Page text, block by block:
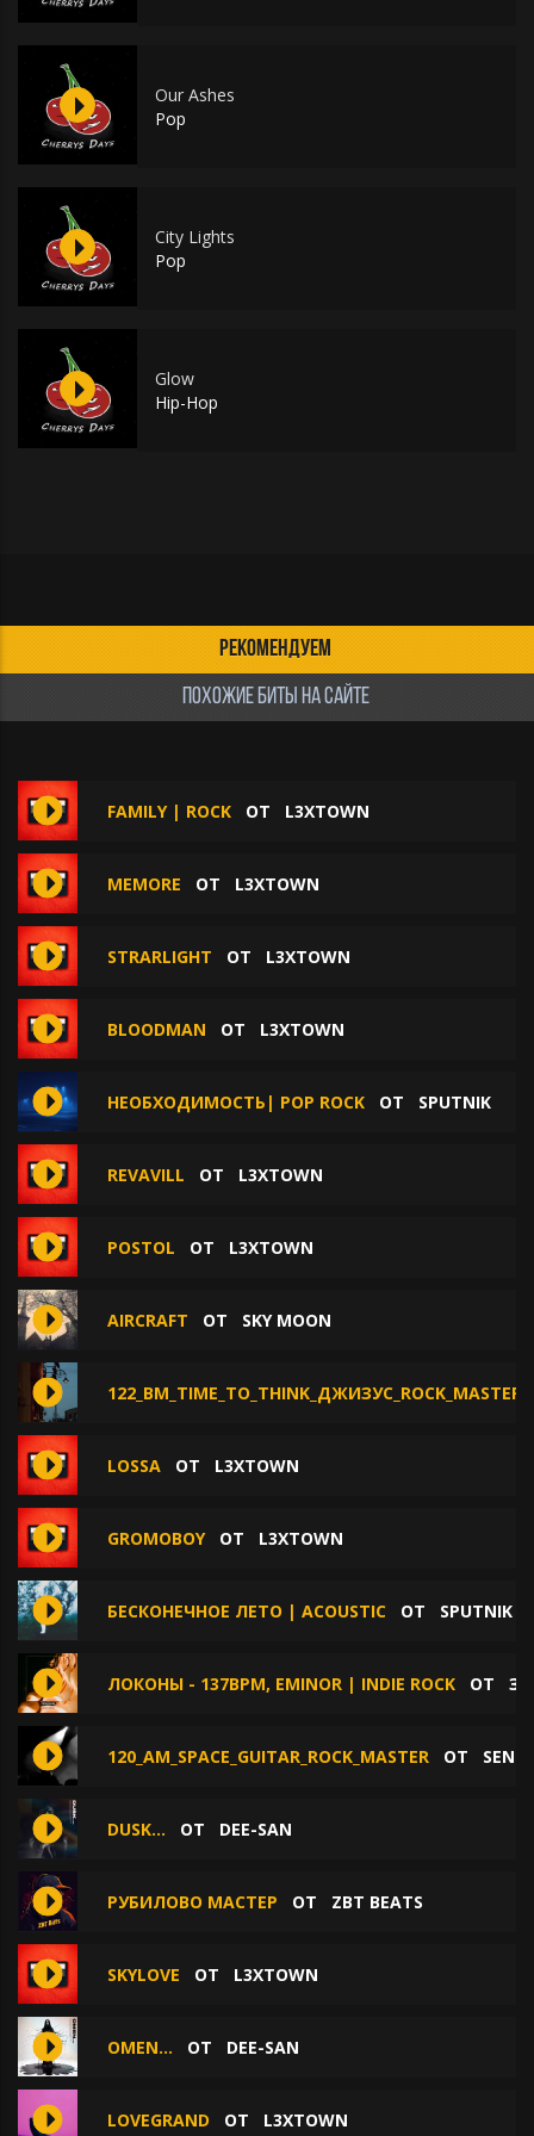
Our Ashes
Pop
City Lights
Pop
Glow
Hip-Hop
РЕКОМЕНДУЕМ
ПОХОЖИЕ БИТЫ НА САЙТЕ
FAMILY | ROCK ОТ L3XTOWN
MEMORE ОТ L3XTOWN
STRARLIGHT ОТ L3XTOWN
BLOODMAN ОТ L3XTOWN
НЕОБХОДИМОСТЬ| POP ROCK ОТ SPUTNIK
REVAVILL ОТ L3XTOWN
POSTOL ОТ L3XTOWN
AIRCRAFT ОТ SKY MOON
122_BM_TIME_TO_THINK_ДЖИЗУС_ROCK_MASTER
LOSSA ОТ L3XTOWN
GROMOBOYОТ L3XTOWN
БЕСКОНЕЧНОЕ ЛЕТО | ACOUSTIC ОТ SPUTNIK
ЛОКОНЫ - 137BPM, EMINOR | INDIE ROCK ОТ
120_AM_SPACE_GUITAR_ROCK_MASTER ОТ
DUSK... ОТ DEE-SAN
РУБИЛОВО МАСТЕР ОТ ZBT BEATS
SKYLOVE ОТ L3XTOWN
OMEN... ОТ DEE-SAN
LOVEGRAND ОТ L3XTOWN